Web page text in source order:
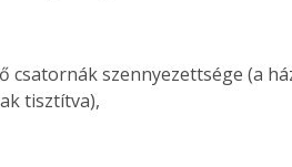
csatornák szennyezettsége (a
tisztítva),